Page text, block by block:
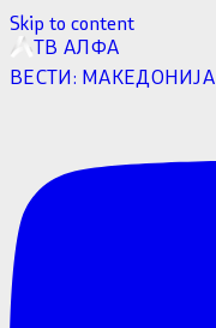
Skip to content
ТВ АЛФА
ВЕСТИ: МАКЕДОНИЈА